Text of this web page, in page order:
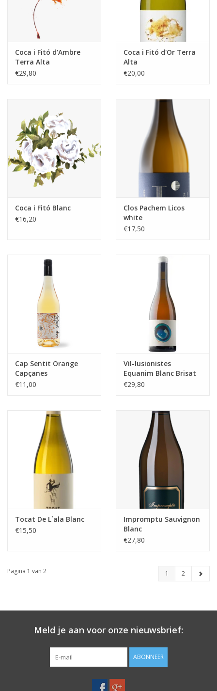
Coca i Fitó d'Ambre
Terra Alta
€29,80
Coca i Fitó d'Or Terra
Alta
€20,00
Coca i Fitó Blanc
€16,20
Clos Pachem Licos
white
€17,50
Cap Sentit Orange
Capçanes
€11,00
Vil-lusionistes
Equanim Blanc Brisat
€29,80
Tocat De L`ala Blanc
€15,50
Impromptu Sauvignon
Blanc
€27,80
Pagina 1 van 2 1 2
Meld je aan voor onze nieuwsbrief:
ABONNEER